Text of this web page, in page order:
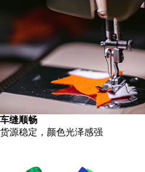
车缝顺畅
货源稳定，颜色光泽感强